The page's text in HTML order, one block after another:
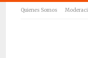
Quienes Somos